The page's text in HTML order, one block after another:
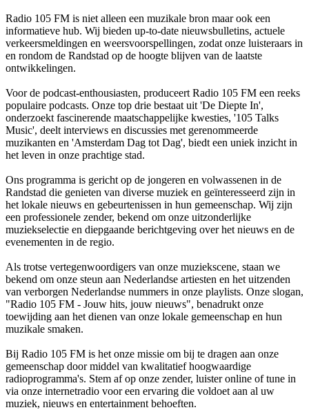
Radio 105 FM is niet alleen een muzikale bron maar ook een
informatieve hub. Wij bieden up-to-date nieuwsbulletins, actuele
verkeersmeldingen en weersvoorspellingen, zodat onze luisteraars in
en rondom de Randstad op de hoogte blijven van de laatste
ontwikkelingen.
Voor de podcast-enthousiasten, produceert Radio 105 FM een reeks
populaire podcasts. Onze top drie bestaat uit 'De Diepte In',
onderzoekt fascinerende maatschappelijke kwesties, '105 Talks
Music', deelt interviews en discussies met gerenommeerde
muzikanten en 'Amsterdam Dag tot Dag', biedt een uniek inzicht in
het leven in onze prachtige stad.
Ons programma is gericht op de jongeren en volwassenen in de
Randstad die genieten van diverse muziek en geïnteresseerd zijn in
het lokale nieuws en gebeurtenissen in hun gemeenschap. Wij zijn
een professionele zender, bekend om onze uitzonderlijke
muziekselectie en diepgaande berichtgeving over het nieuws en de
evenementen in de regio.
Als trotse vertegenwoordigers van onze muziekscene, staan we
bekend om onze steun aan Nederlandse artiesten en het uitzenden
van verborgen Nederlandse nummers in onze playlists. Onze slogan,
"Radio 105 FM - Jouw hits, jouw nieuws", benadrukt onze
toewijding aan het dienen van onze lokale gemeenschap en hun
muzikale smaken.
Bij Radio 105 FM is het onze missie om bij te dragen aan onze
gemeenschap door middel van kwalitatief hoogwaardige
radioprogramma's. Stem af op onze zender, luister online of tune in
via onze internetradio voor een ervaring die voldoet aan al uw
muziek, nieuws en entertainment behoeften.